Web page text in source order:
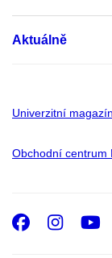
Aktuálně
Univerzitní magazín
Obchodní centrum